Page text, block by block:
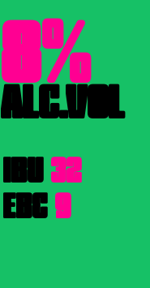
8%
ALC.VOL
IBU32
EBC9